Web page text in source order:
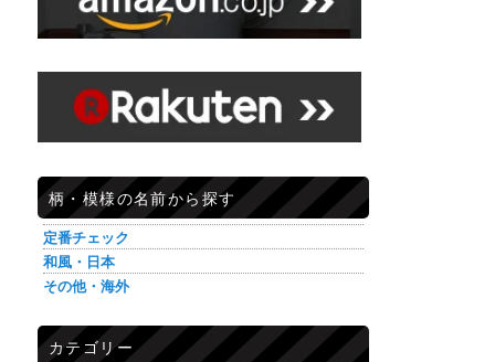
柄・模様の名前から探す
定番チェック
和風・日本
その他・海外
カテゴリー